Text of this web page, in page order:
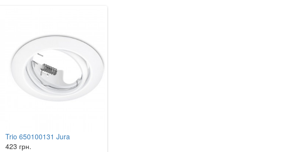
Trio 650100131 Jura
423 грн.